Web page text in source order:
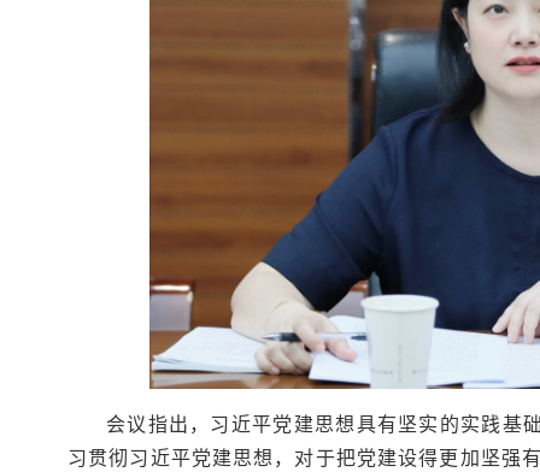
会议指出，习近平党建思想具有坚实的实践基
习贯彻习近平党建思想，对于把党建设得更加坚强